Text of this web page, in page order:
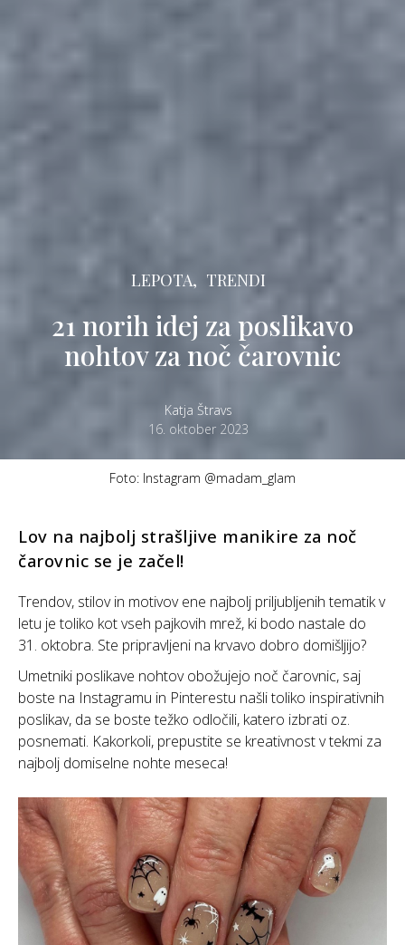
LEPOTA, TRENDI
21 norih idej za poslikavo
nohtov za noč čarovnic
Katja Štravs
16. oktober 2023
Foto: Instagram @madam_glam
Lov na najbolj strašljive manikire za noč
čarovnic se je začel!
Trendov, stilov in motivov ene najbolj priljubljenih tematik v
letu je toliko kot vseh pajkovih mrež, ki bodo nastale do
31. oktobra. Ste pripravljeni na krvavo dobro domišljijo?
Umetniki poslikave nohtov obožujejo noč čarovnic, saj
boste na Instagramu in Pinterestu našli toliko inspirativnih
poslikav, da se boste težko odločili, katero izbrati oz.
posnemati. Kakorkoli, prepustite se kreativnost v tekmi za
najbolj domiselne nohte meseca!